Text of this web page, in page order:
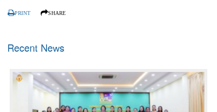
PRINT SHARE
Recent News